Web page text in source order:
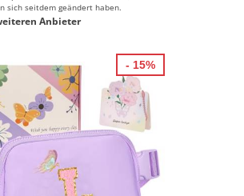
sich seitdem geändert haben.
Anbieter
- 15%